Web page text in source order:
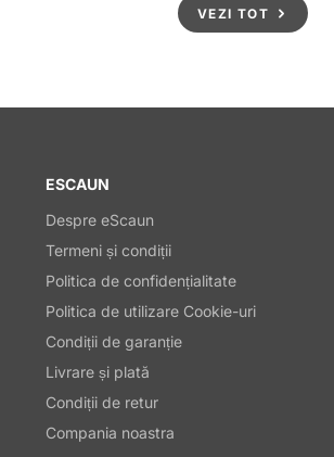
VEZI TOT
ESCAUN
Despre eScaun
Termeni și condiții
Politica de confidențialitate
Politica de utilizare Cookie-uri
Condiții de garanție
Livrare și plată
Condiții de retur
Compania noastra